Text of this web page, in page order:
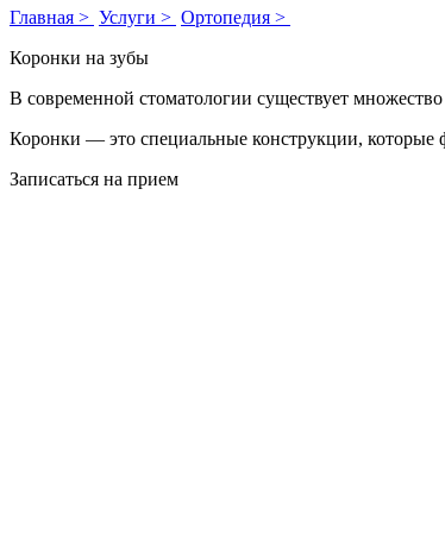
Главная > Услуги > Ортопедия >
Коронки на зубы
В современной стоматологии существует
Коронки — это специальные конструкции, которые
Записаться на прием